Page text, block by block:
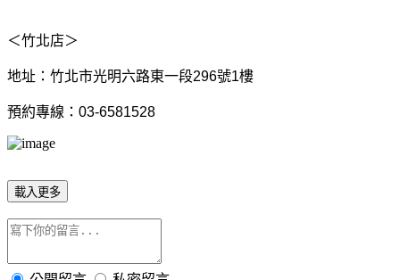
＜竹北店＞
地址：竹北市光明六路東一段296號1樓
預約專線：03-6581528
載入更多